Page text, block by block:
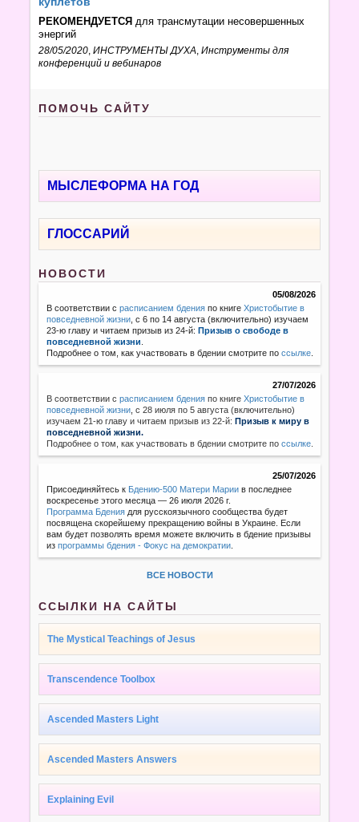
РЕКОМЕНДУЕТСЯ для трансмутации несовершенных
энергий
28/05/2020 ,ИНСТРУМЕНТЫ ДУХА ,Инструменты для
конференций и вебинаров
ПОМОЧЬ САЙТУ
МЫСЛЕФОРМА НА ГОД
ГЛОССАРИЙ
НОВОСТИ
05/08/2026
В соответствии срасписанием бдения по книгеХристобытие в
повседневной жизни , с 6 по 14 августа (включительно) изучаем
23-ю главу и читаем призыв из 24-й:Призыв о свободе в
повседневной жизни
Подробнее о том, как участвовать в бдении смотрите поссылке
27/07/2026
В соответствии с расписанием бдения по книгеХристобытие в
повседневной жизни с 28 июля по 5 августа (включительно)
изучаем 21-ю главу и читаем призыв из 22-й:Призыв к миру в
повседневной жизни.
Подробнее о том, как участвовать в бдении смотрите поссылке
25/07/2026
Присоединяйтесь к Бдению-500 Матери Марии в последнее
воскресенье этого месяца — 26 июля 2026 г.
Программа Бдения для русскоязычного сообщества будет
посвящена скорейшему прекращению войны в Украине. Если
вам будет позволять время можете включить в бдение призывы
изпрограммы бдения - Фокус на демократии
ВСЕ НОВОСТИ
ССЫЛКИ НА САЙТЫ
The Mystical Teachings of Jesus
Transcendence Toolbox
Ascended Masters Light
Ascended Masters Answers
Explaining Evil